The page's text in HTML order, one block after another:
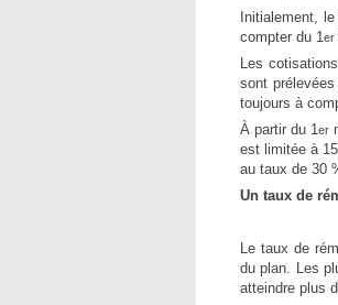
Initialement,
compter du 1er
Les
sont
toujours à
À partir du 1er
est limitée à
au taux de 30
Un taux de
Le taux de
du plan. Les
atteindre plus